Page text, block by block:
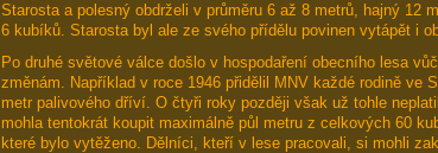
Starosta a polesný obdrželi v průměru 6 až 8 metrů, hajný 12
6 kubíků. Starosta byl ale ze svého přídělu povinen vytápět i
Po druhé světové válce došlo v hospodaření obecního lesa
změnám. Například v roce 1946 přidělil MNV každé rodině ve
metr palivového dříví. O čtyři roky později však už tohle
mohla tentokrát koupit maximálně půl metru z celkových 60
které bylo vytěženo. Dělníci, kteří v lese pracovali, si mohli